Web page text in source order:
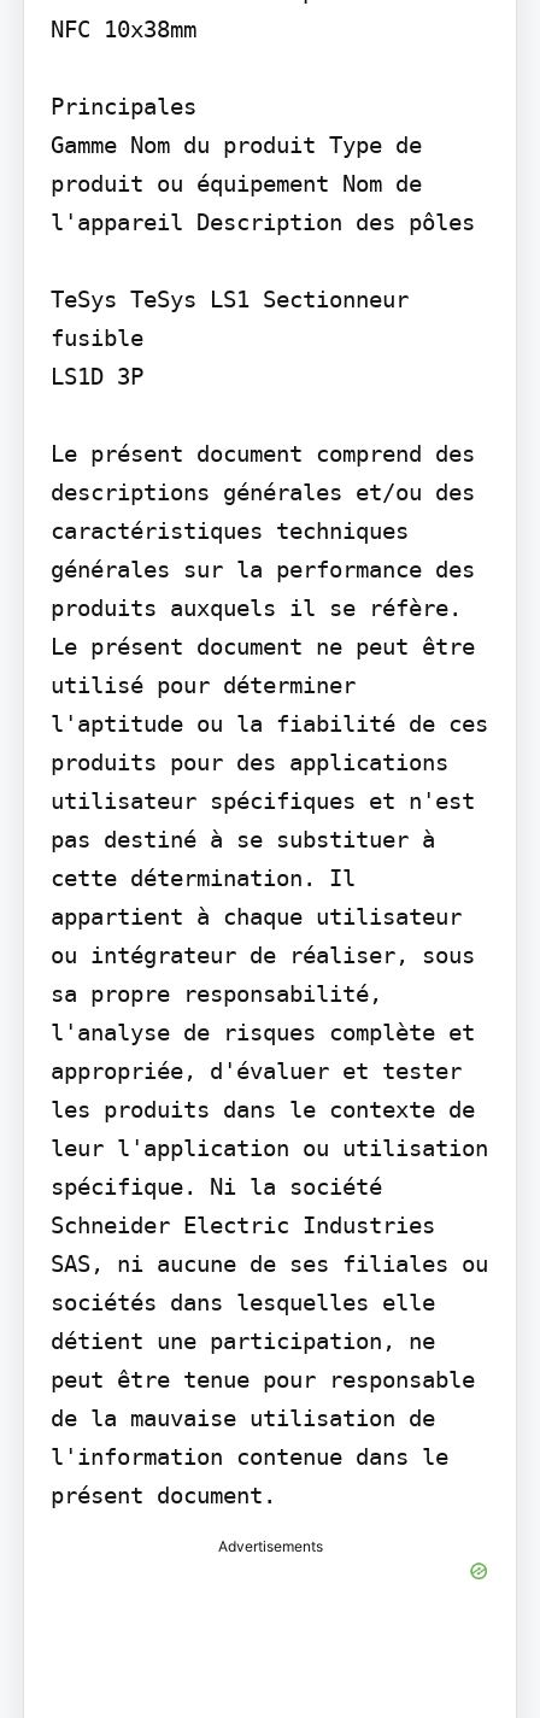
NFC 10x38mm
Principales
Gamme Nom du produit Type de
produit ou équipement Nom de
l'appareil Description des pôles
TeSys TeSys LS1 Sectionneur
fusible
LS1D 3P
Le présent document comprend des
descriptions générales et/ou des
caractéristiques techniques
générales sur la performance des
produits auxquels il se réfère.
Le présent document ne peut être
utilisé pour déterminer
l'aptitude ou la fiabilité de ces
produits pour des applications
utilisateur spécifiques et n'est
pas destiné à se substituer à
cette détermination. Il
appartient à chaque utilisateur
ou intégrateur de réaliser, sous
sa propre responsabilité,
l'analyse de risques complète et
appropriée, d'évaluer et tester
les produits dans le contexte de
leur l'application ou utilisation
spécifique. Ni la société
Schneider Electric Industries
SAS, ni aucune de ses filiales ou
sociétés dans lesquelles elle
détient une participation, ne
peut être tenue pour responsable
de la mauvaise utilisation de
l'information contenue dans le
présent document.
Advertisements